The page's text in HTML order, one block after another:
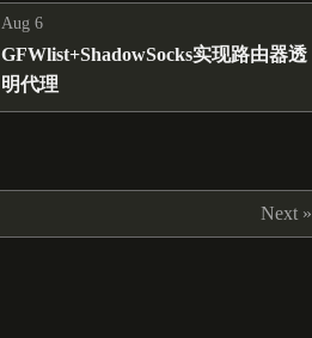
Aug 6
GFWlist+ShadowSocks实现路由器透
明代理
Next »